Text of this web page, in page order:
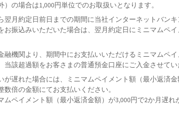
）の場合は1,000円単位でのお取扱いとなります。
翌月約定日前日までの期間に当社インターネットバン
お振込みいただいた場合は、翌月約定日にミニマムペ
融機関より、期間中にお支払いいただけるミニマムペ
当該超過額をお客さまの普通預金口座にご入金させてい
が遅れた場合には、ミニマムペイメント額（最小返済
数倍の金額にてお支払いください。
ムペイメント額（最小返済金額）が3,000円で2か月遅